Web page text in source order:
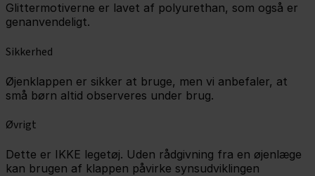
Glittermotiverne er lavet af polyurethan, som også er
genanvendeligt.
Sikkerhed
Øjenklappen er sikker at bruge, men vi anbefaler, at
små børn altid observeres under brug.
Øvrigt
Dette er IKKE legetøj. Uden rådgivning fra en øjenlæge
kan brugen af klappen påvirke synsudviklingen